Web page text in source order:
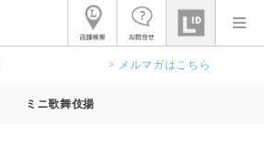
> メルマガはこちら
ミニ歌舞伎揚